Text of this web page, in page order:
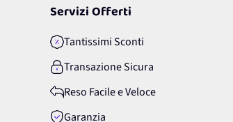
Servizi Offerti
Tantissimi Sconti
Transazione Sicura
Reso Facile e Veloce
Garanzia